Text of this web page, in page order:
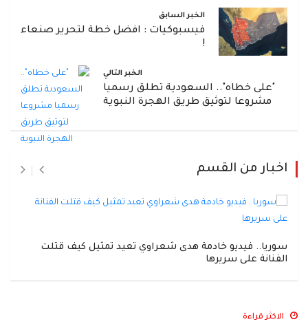
الخبر السابق
فيسبوكيات : افضل خطة لتحرير صنعاء
!
الخبر التالي
"على خطاه".. السعودية تطلق رسميا
مشروعا لتوثيق طريق الهجرة النبوية
اخبار من القسم
سوريا.. فيديو خادمة هدى شعراوي تعيد تمثيل كيف قتلت
الفنانة على سريرها
الاكثر قراءة